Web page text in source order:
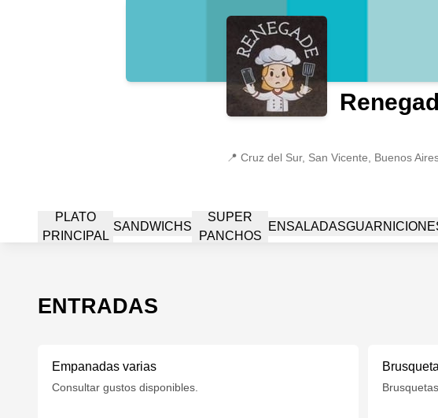
📍 Cruz del Sur, San Vicente, Buenos
PLATO
PRINCIPAL
SANDWICHS
SUPER
PANCHOS
ENSALADAS
ENTRADAS
Empanadas varias
Consultar gustos disponibles.